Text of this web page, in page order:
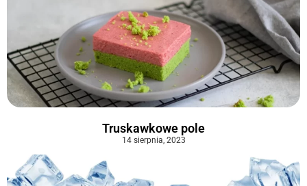
Truskawkowe pole
14 sierpnia, 2023